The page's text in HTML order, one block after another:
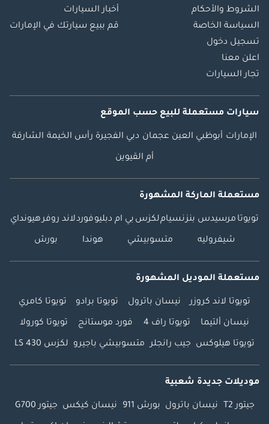
الشروط والأحكام
السياسة الخاصة
تسجيل دخول
اعلن معنا
تجار السيارات
أخبار السيارات
قم ببيع سيارتك في الإمارات
سيارات مستعملة للبيع حسب الموقع
الإمارات أبوظبي العين عجمان دبي الفجيرة رأس الخيمة الشارقة
أم القيوين
مستعملة الماركة المشهورة
تويوتا مرسيدس بنزنسياملكزس بي ام دبليوفوردلاند روفرهيونداي
شيفروليه متسوبيشي هوندا بورش
مستعملة الموديل المشهورة
تويوتا لاند كروزر نيسان باترول تويوتا برادو تويوتا كامري
نيسان ألتيما تويوتا راف 4 فورد موستانج تويوتا كورولا
تويوتا هيلوكس جيب رانجلر متسوبيشي باجيرو لكزس LS 430
موديلات جديدة شعبية
جيتور T2 نيسان باترول بورش 911 نيسان كيكس جيتور G700